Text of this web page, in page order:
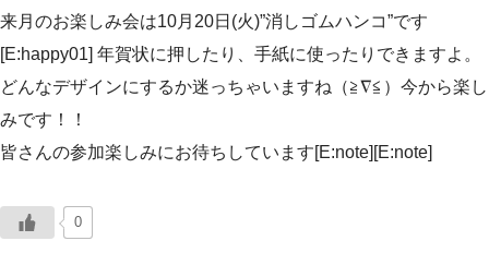
来月のお楽しみ会は10月20日(火)”消しゴムハンコ”です
[E:happy01] 年賀状に押したり、手紙に使ったりできますよ。
どんなデザインにするか迷っちゃいますね（≧∇≦）今から楽し
みです！！
皆さんの参加楽しみにお待ちしています[E:note][E:note]
0